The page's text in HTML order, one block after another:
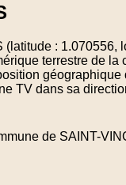
(latitude : 1.070556,
terrestre de
TV dans sa
de SAINT-